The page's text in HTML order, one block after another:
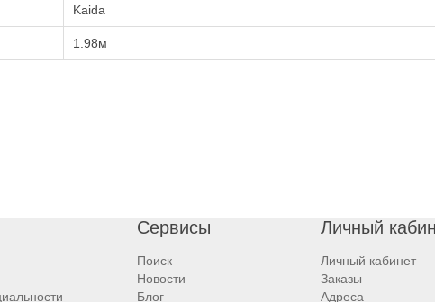
Kaida
1.98м
Сервисы
Поиск
Новости
Блог
Личный
Личный кабинет
Заказы
Адреса